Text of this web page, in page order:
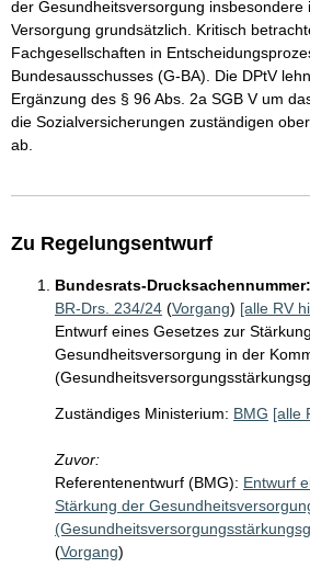
der Gesundheitsversorgung insbesondere
Versorgung grundsätzlich. Kritisch
Fachgesellschaften in
Bundesausschusses (G-BA). Die DPtV
Ergänzung des § 96 Abs. 2a SGB V um
die Sozialversicherungen zuständigen
ab.
Zu Regelungsentwurf
Bundesrats-Drucksachennummer:
BR-Drs. 234/24 (Vorgang) [alle RV
Entwurf eines Gesetzes zur
Gesundheitsversorgung in der
Zuständiges Ministerium: BMG [alle
Zuvor:
Referentenentwurf (BMG): Entwurf
Stärkung der
(Vorgang)